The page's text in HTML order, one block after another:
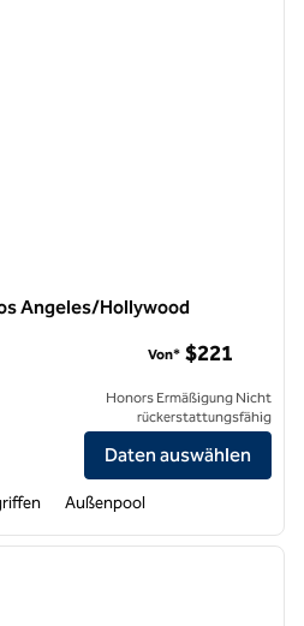
Angeles/Hollywood
& Suites Los Angeles/Hollywood
Von* $221
Honors Ermäßigung Nicht
rückerstattungsfähig
Daten auswählen
Außenpool